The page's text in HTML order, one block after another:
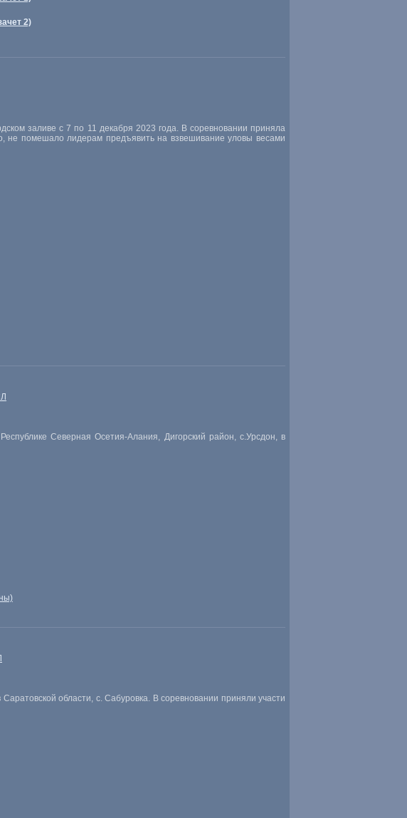
2)
заливе с 7 по 11 декабря 2023 года. В соревновании приняла
не помешало лидерам предъявить на взвешивание уловы весами
Северная Осетия-Алания, Дигорский район, с.Урсдон, в
области, с. Сабуровка. В соревновании приняли участи